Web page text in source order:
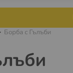
Борба с Гълъби